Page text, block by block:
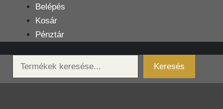
tartalomba
Belépés
Kosár
Pénztár
Keresés
Keresés